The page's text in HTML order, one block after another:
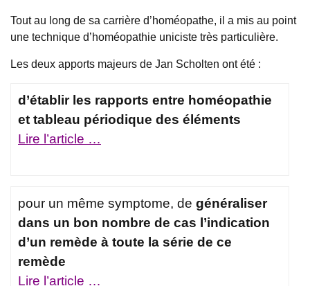
Tout au long de sa carrière d’homéopathe, il a mis au point
une technique d’homéopathie uniciste très particulière.
Les deux apports majeurs de Jan Scholten ont été :
d’établir les rapports entre homéopathie
et tableau périodique des éléments
Lire l’article …
pour un même symptome, de généraliser
dans un bon nombre de cas l’indication
d’un remède à toute la série de ce
remède
Lire l’article …